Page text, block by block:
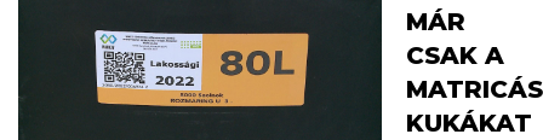
MÁR
CSAK A
MATRICÁS
KUKÁKAT